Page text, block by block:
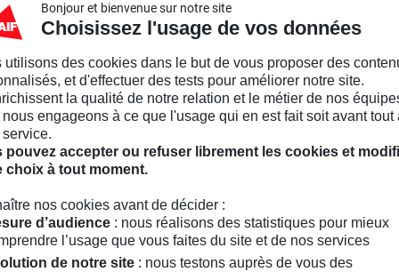
D'ARTISTES
est un collectif artistique de femmes péruviennes fondé en
et Gabriela Flores del Pozo. Dans leur travail, la
collaboratif et interdisciplinaire qui mêle recherche,
nos pratiques et nous renforçons ainsi nous-mêmes. A
et échangeons dans et avec notre environnement ».
à explorer et à utiliser des matériaux durables
2021, le collectif présentait une exposition personnelle au
Bonjour et bienvenue sur notre site
Choisissez l'usage de vos données
utilisons des cookies dans le but de vous proposer des
et d'effectuer des tests pour améliorer notre site.
la qualité de notre relation et le métier de nos
nous engageons à ce que l'usage qui en est fait soit avant tout
pouvez accepter ou refuser librement les cookies et
choix à tout moment.
nos cookies avant de décider :
d’audience : nous réalisons des statistiques pour mieux
l’usage que vous faites du site et de nos services
de notre site : nous testons auprès de vous des